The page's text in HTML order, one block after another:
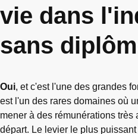
vie dans
sans
Oui, et c'est l'une des grandes
est l'un des rares domaines où
mener à des rémunérations
départ. Le levier le plus puissant